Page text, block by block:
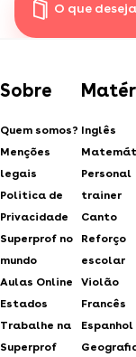
O que
Sobre
Quem somos?
Menções
legais
Politica de
Privacidade
Superprof no
mundo
Aulas Online
Estados
Trabalhe na
Superprof
Inglês
Personal
trainer
Canto
Reforço
escolar
Violão
Francês
Espanhol